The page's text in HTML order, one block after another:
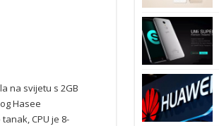
na svijetu s 2GB
Hasee
CPU je 8-